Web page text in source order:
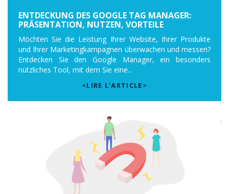
ENTDECKUNG DES GOOGLE TAG MANAGER:
PRÄSENTATION, NUTZEN, VORTEILE
Möchten Sie die Leistung Ihrer Website, Ihrer Produkte
und Ihrer Marketingkampagnen überwachen und messen?
Entdecken Sie den Google Manager, ein besonders
nützliches Tool, mit dem Sie eine...
<LIRE L’ARTICLE>